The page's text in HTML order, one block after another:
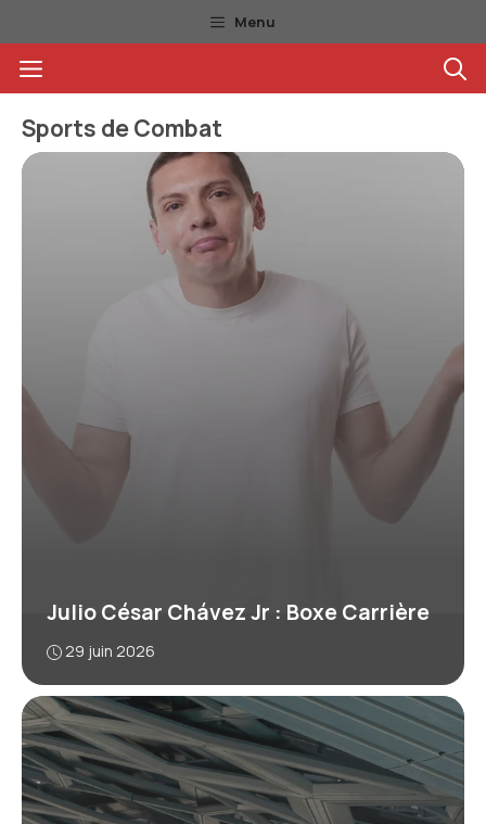
au
contenu
Menu
Menu
Sports de Combat
Julio César Chávez Jr : Boxe Carrière
29 juin 2026